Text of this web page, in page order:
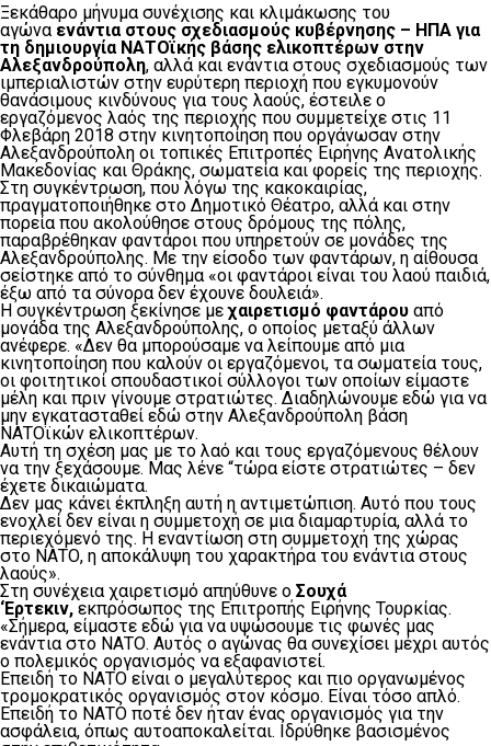
Ξεκάθαρο μήνυμα συνέχισης και κλιμάκωσης του
αγώνα ενάντια στους σχεδιασμούς κυβέρνησης – ΗΠΑ για
τη δημιουργία ΝΑΤΟϊκής βάσης ελικοπτέρων στην
Αλεξανδρούπολη, αλλά και ενάντια στους σχεδιασμούς των
ιμπεριαλιστών στην ευρύτερη περιοχή που εγκυμονούν
θανάσιμους κινδύνους για τους λαούς, έστειλε ο
εργαζόμενος λαός της περιοχής που συμμετείχε στις 11
Φλεβάρη 2018 στην κινητοποίηση που οργάνωσαν στην
Αλεξανδρούπολη οι τοπικές Επιτροπές Ειρήνης Ανατολικής
Μακεδονίας και Θράκης, σωματεία και φορείς της περιοχής.
Στη συγκέντρωση, που λόγω της κακοκαιρίας,
πραγματοποιήθηκε στο Δημοτικό Θέατρο, αλλά και στην
πορεία που ακολούθησε στους δρόμους της πόλης,
παραβρέθηκαν φαντάροι που υπηρετούν σε μονάδες της
Αλεξανδρούπολης. Με την είσοδο των φαντάρων, η αίθουσα
σείστηκε από το σύνθημα «οι φαντάροι είναι του λαού παιδιά,
έξω από τα σύνορα δεν έχουνε δουλειά».
Η συγκέντρωση ξεκίνησε μεχαιρετισμό φαντάρου από
μονάδα της Αλεξανδρούπολης, ο οποίος μεταξύ άλλων
ανέφερε. «Δεν θα μπορούσαμε να λείπουμε από μια
κινητοποίηση που καλούν οι εργαζόμενοι, τα σωματεία τους,
οι φοιτητικοί σπουδαστικοί σύλλογοι των οποίων είμαστε
μέλη και πριν γίνουμε στρατιώτες. Διαδηλώνουμε εδώ για να
μην εγκατασταθεί εδώ στην Αλεξανδρούπολη βάση
ΝΑΤΟϊκών ελικοπτέρων.
Αυτή τη σχέση μας με το λαό και τους εργαζόμενους θέλουν
να την ξεχάσουμε. Μας λένε “τώρα είστε στρατιώτες – δεν
έχετε δικαιώματα.
Δεν μας κάνει έκπληξη αυτή η αντιμετώπιση. Αυτό που τους
ενοχλεί δεν είναι η συμμετοχή σε μια διαμαρτυρία, αλλά το
περιεχόμενό της. Η εναντίωση στη συμμετοχή της χώρας
στο ΝΑΤΟ, η αποκάλυψη του χαρακτήρα του ενάντια στους
λαούς».
Στη συνέχεια χαιρετισμό απηύθυνε ο Σουχά
‘Ερτεκιν, εκπρόσωπος της Επιτροπής Ειρήνης Τουρκίας.
«Σήμερα, είμαστε εδώ για να υψώσουμε τις φωνές μας
ενάντια στο ΝΑΤΟ. Αυτός ο αγώνας θα συνεχίσει μέχρι αυτός
ο πολεμικός οργανισμός να εξαφανιστεί.
Επειδή το ΝΑΤΟ είναι ο μεγαλύτερος και πιο οργανωμένος
τρομοκρατικός οργανισμός στον κόσμο. Είναι τόσο απλό.
Επειδή το ΝΑΤΟ ποτέ δεν ήταν ένας οργανισμός για την
ασφάλεια, όπως αυτοαποκαλείται. Ιδρύθηκε βασισμένος